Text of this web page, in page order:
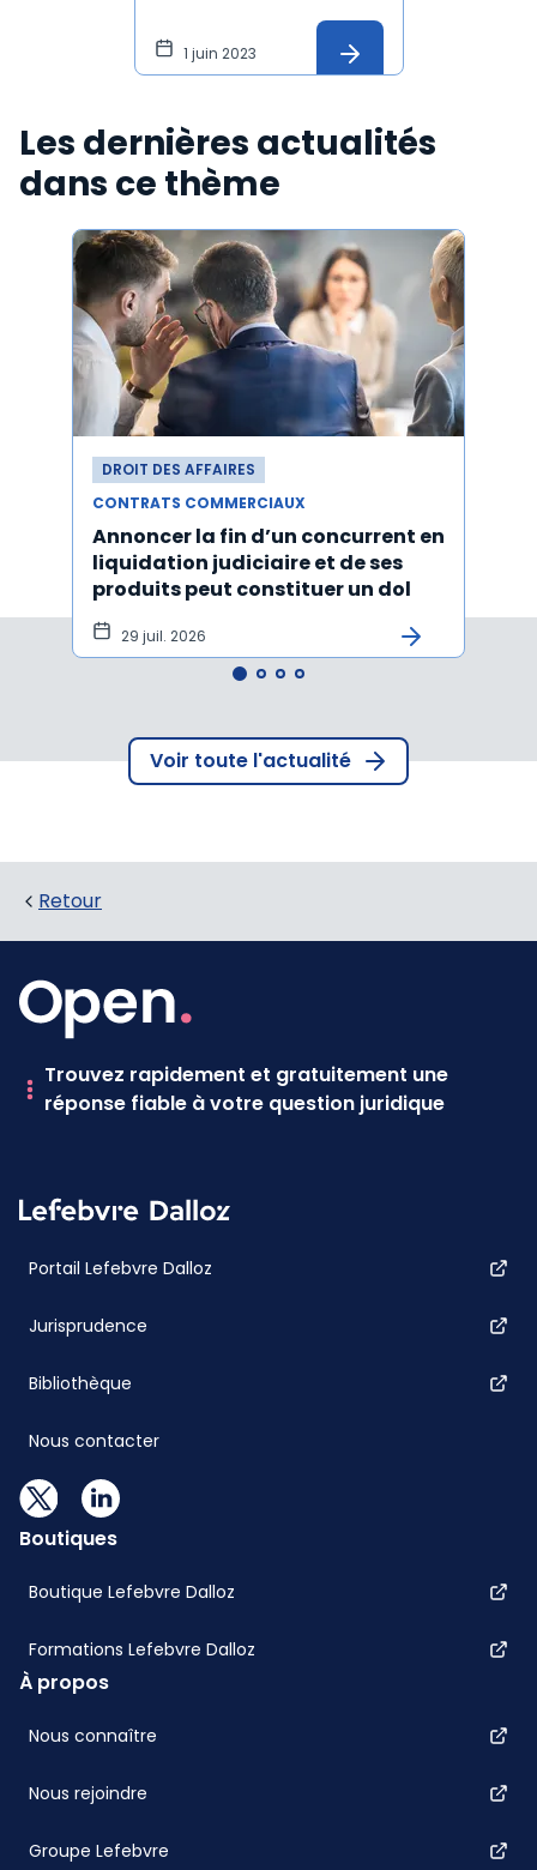
1 juin 2023
Les dernières actualités
dans ce thème
DROIT DES AFFAIRES
CONTRATS COMMERCIAUX
Annoncer la fin d’un concurrent en
liquidation judiciaire et de ses
produits peut constituer un dol
29 juil. 2026
Voir toute l'actualité
Retour
Trouvez rapidement et gratuitement une
réponse fiable à votre question juridique
Portail Lefebvre Dalloz
Jurisprudence
Bibliothèque
Nous contacter
Boutiques
Boutique Lefebvre Dalloz
Formations Lefebvre Dalloz
À propos
Nous connaître
Nous rejoindre
Groupe Lefebvre